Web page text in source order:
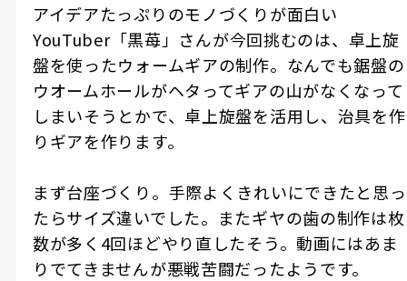
アイデアたっぷりのモノづくりが面白い
YouTuber「黒苺」さんが今回挑むのは、卓上旋
盤を使ったウォームギアの制作。なんでも鋸盤の
ウオームホールがヘタってギアの山がなくなって
しまいそうとかで、卓上旋盤を活用し、治具を作
りギアを作ります。
まず台座づくり。手際よくきれいにできたと思っ
たらサイズ違いでした。またギヤの歯の制作は枚
数が多く4回ほどやり直したそう。動画にはあま
りでてきませんが悪戦苦闘だったようです。